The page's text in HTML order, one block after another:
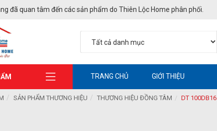
đã quan tâm đến các sản phẩm do Thiên Lộc Home phân phối.
TRANG CHỦ GIỚI THIỆU
SẢN PHẨM THƯƠNG HIỆU THƯƠNG HIỆU ĐỒNG TÂM DT 100DB16